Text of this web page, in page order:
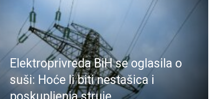
Elektroprivreda BiH se oglasila o
suši: Hoće li biti nestašica i
poskupljenja struje